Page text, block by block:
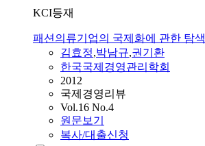
KCI등재
패션의류기업의 국제화에 관한 탐
김효정,박남규,권기환
한국국제경영관리학회
2012
국제경영리뷰
Vol.16 No.4
원문보기
복사/대출신청